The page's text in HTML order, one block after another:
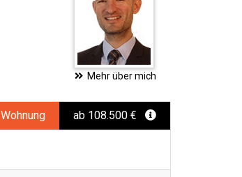
Mehr über mich
Wohnung ab 108.500 €